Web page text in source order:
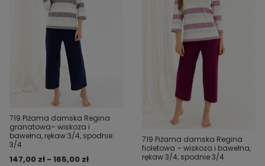
719 Piżama damska Regina
granatowa– wiskoza i
bawełna, rękaw 3/4, spodnie
3/4
147,00 zł - 165,00 zł
719 Piżama damska Regina
fioletowa – wiskoza i bawełna,
rękaw 3/4, spodnie 3/4